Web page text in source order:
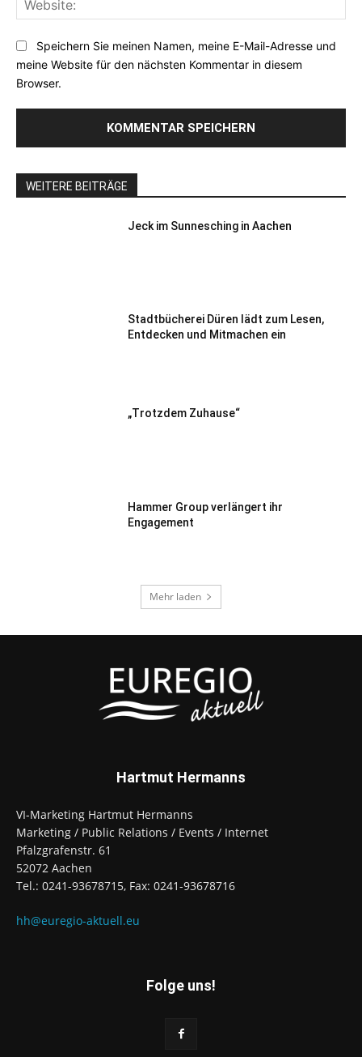
Speichern Sie meinen Namen, meine E-Mail-Adresse und
meine Website für den nächsten Kommentar in diesem
Browser.
WEITERE BEITRÄGE
Jeck im Sunnesching in Aachen
Stadtbücherei Düren lädt zum Lesen,
Entdecken und Mitmachen ein
„Trotzdem Zuhause“
Hammer Group verlängert ihr
Engagement
Mehr laden
Hartmut Hermanns
VI-Marketing Hartmut Hermanns
Marketing / Public Relations / Events / Internet
Pfalzgrafenstr. 61
52072 Aachen
Tel.: 0241-93678715, Fax: 0241-93678716
hh@euregio-aktuell.eu
Folge uns!